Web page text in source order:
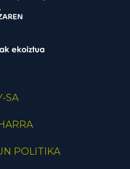
SA
POLITIKA